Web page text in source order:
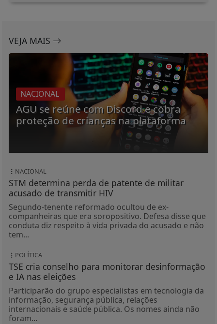
VEJA MAIS
NACIONAL
AGU se reúne com Discord e cobra
proteção de crianças na plataforma
NACIONAL
STM determina perda de patente de militar
acusado de transmitir HIV
Segundo-tenente reformado ocultou de ex-
companheiras que era soropositivo. Defesa disse que
conduta diz respeito à vida privada do acusado e não
tem...
POLÍTICA
TSE cria conselho para monitorar desinformação
e IA nas eleições
Participarão do grupo especialistas em tecnologia da
informação, segurança pública, relações
internacionais e saúde pública. Os nomes ainda não
foram...